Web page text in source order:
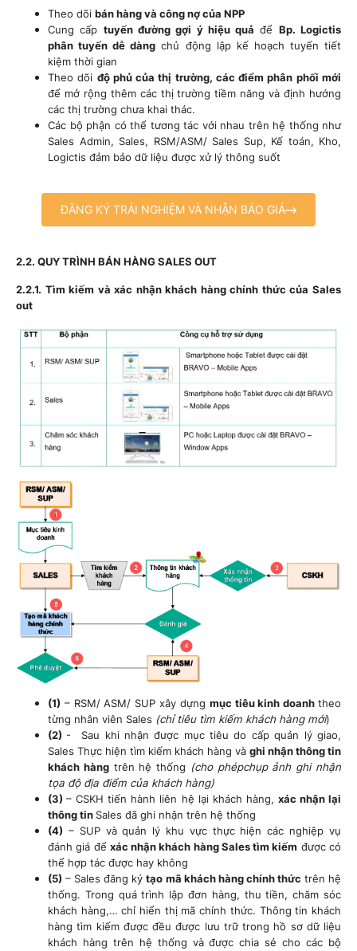
Theo dõi bán hàng và công nợ của NPP
Cung cấp tuyến đường gợi ý hiệu quả để Bp. Logictis
phân tuyến dễ dàng chủ động lập kế hoạch tuyến tiết
kiệm thời gian
Theo dõi độ phủ của thị trường, các điểm phân phối mới
để mở rộng thêm các thị trường tiềm năng và định hướng
các thị trường chưa khai thác.
Các bộ phận có thể tương tác với nhau trên hệ thống như
Sales Admin, Sales, RSM/ASM/ Sales Sup, Kế toán, Kho,
Logictis đảm bảo dữ liệu được xử lý thông suốt
ĐĂNG KÝ TRẢI NGHIỆM VÀ NHẬN BÁO GIÁ
2.2. QUY TRÌNH BÁN HÀNG SALES OUT
2.2.1. Tìm kiếm và xác nhận khách hàng chính thức của Sales
out
(1) – RSM/ ASM/ SUP xây dựng mục tiêu kinh doanhtheo
từng nhân viên Sales (chỉ tiêu tìm kiếm khách hàng mới)
(2) - Sau khi nhận được mục tiêu do cấp quản lý giao,
Sales Thực hiện tìm kiếm khách hàng và ghi nhận thông tin
khách hàngtrên hệ thống (cho phépchụp ảnh ghi nhận
tọa độ địa điểm của khách hàng)
(3)– CSKH tiến hành liên hệ lại khách hàng, xác nhận lại
thông tin Sales đã ghi nhận trên hệ thống
(4) – SUP và quản lý khu vực thực hiện các nghiệp vụ
đánh giá để xác nhận khách hàng Sales tìm kiếm được có
thể hợp tác được hay không
(5) – Sales đăng kýtạo mã khách hàng chính thức trên hệ
thống. Trong quá trình lập đơn hàng, thu tiền, chăm sóc
khách hàng,… chỉ hiển thị mã chính thức. Thông tin khách
hàng tìm kiếm được đều được lưu trữ trong hồ sơ dữ liệu
khách hàng trên hệ thống và được chia sẻ cho các bộ